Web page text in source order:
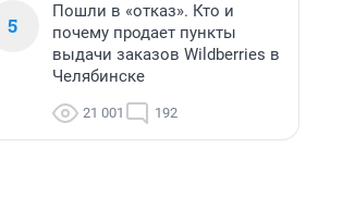
5
Пошли в «отказ». Кто и
почему продает пункты
выдачи заказов Wildberries в
Челябинске
21 001 192